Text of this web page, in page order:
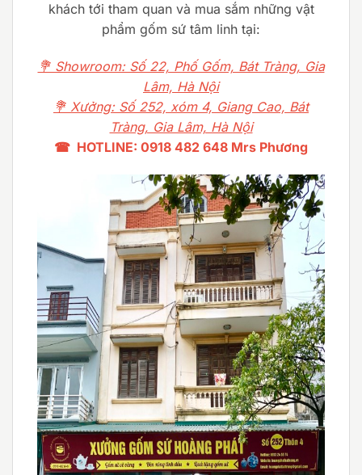
khách tới tham quan và mua sắm những vật
phẩm gốm sứ tâm linh tại:
💐 Showroom: Số 22, Phố Gốm, Bát Tràng, Gia
Lâm, Hà Nội
💐 Xưởng: Số 252, xóm 4, Giang Cao, Bát
Tràng, Gia Lâm, Hà Nội
☎ HOTLINE: 0918 482 648 Mrs Phương